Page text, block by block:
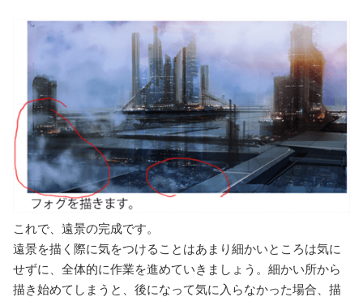
これで、遠景の完成です。
遠景を描く際に気をつけることはあまり細かいところは気に
せずに、全体的に作業を進めていきましょう。細かい所から
描き始めてしまうと、後になって気に入らなかった場合、描